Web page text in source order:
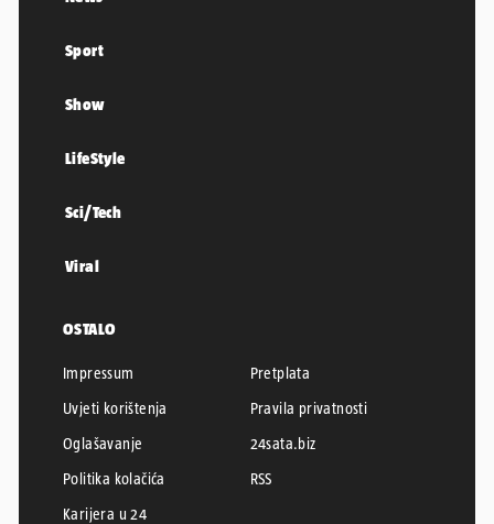
Sport
Show
LifeStyle
Sci/Tech
Viral
OSTALO
Impressum
Pretplata
Uvjeti korištenja
Pravila privatnosti
Oglašavanje
24sata.biz
Politika kolačića
RSS
Karijera u 24